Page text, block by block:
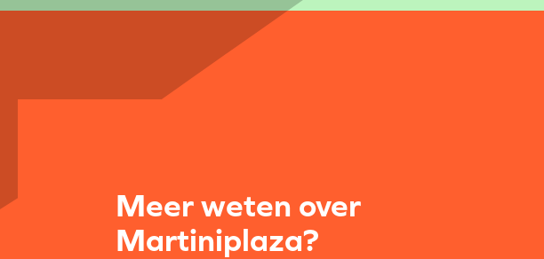
Meer weten over
Martiniplaza?